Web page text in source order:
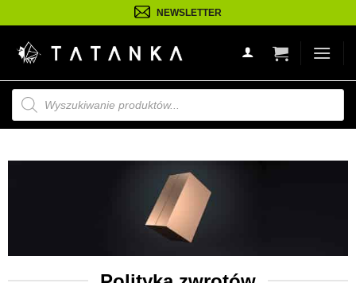
do
treści
NEWSLETTER
Wyszukiwarka
produktów